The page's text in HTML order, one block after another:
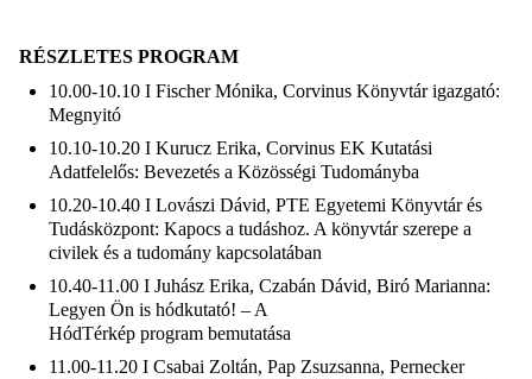
RÉSZLETES PROGRAM
10.00-10.10 I Fischer Mónika, Corvinus Könyvtár igazgató:
Megnyitó
10.10-10.20 I Kurucz Erika, Corvinus EK Kutatási
Adatfelelős: Bevezetés a Közösségi Tudományba
10.20-10.40 I Lovászi Dávid, PTE Egyetemi Könyvtár és
Tudásközpont: Kapocs a tudáshoz. A könyvtár szerepe a
civilek és a tudomány kapcsolatában
10.40-11.00 I Juhász Erika, Czabán Dávid, Biró Marianna:
Legyen Ön is hódkutató! – A
HódTérkép program bemutatása
11.00-11.20 I Csabai Zoltán, Pap Zsuzsanna, Pernecker